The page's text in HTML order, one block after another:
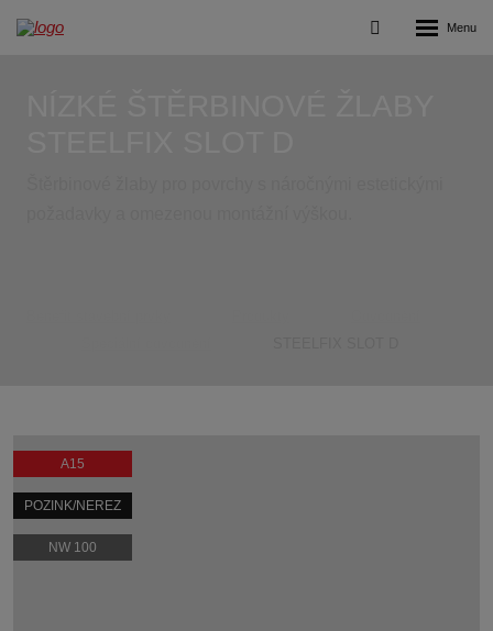
Vyhledávání
Rozbalení
A15
POZINK/NEREZ
NW 100